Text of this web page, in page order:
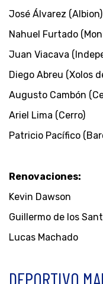
José Álvarez (Albion)
Nahuel Furtado
Juan Viacava
Diego Abreu (Xolos
Augusto Cambón
Ariel Lima (Cerro)
Patricio Pacífico
Renovaciones:
Kevin Dawson
Guillermo de los
Lucas Machado
DEPORTIVO